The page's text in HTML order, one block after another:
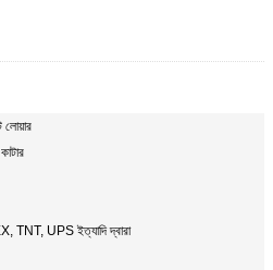
লোয়ার
TNT, UPS ইত্যাদি দ্বারা